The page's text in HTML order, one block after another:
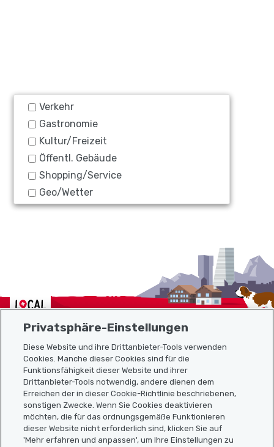
Verkehr
Gastronomie
Kultur/Freizeit
Öffentl. Gebäude
Shopping/Service
Geo/Wetter
Localcities
Sitemap
Nützliche Links
Localcities App herunterladen
Privatsphäre-Einstellungen
Diese Website und ihre Drittanbieter-Tools verwenden
Cookies. Manche dieser Cookies sind für die
Funktionsfähigkeit dieser Website und ihrer
Drittanbieter-Tools notwendig, andere dienen dem
Erreichen der in dieser Cookie-Richtlinie beschriebenen,
sonstigen Zwecke. Wenn Sie Cookies deaktivieren
möchten, die für das ordnungsgemäße Funktionieren
dieser Website nicht erforderlich sind, klicken Sie auf
'Mehr erfahren und anpassen', um Ihre Einstellungen zu